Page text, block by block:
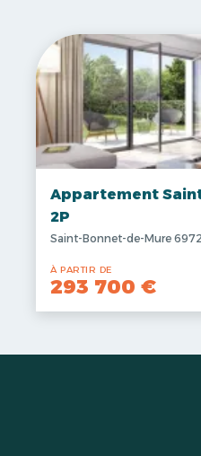
Appartement
2P
Saint-Bonnet-de-Mure
À PARTIR DE
293 700 €